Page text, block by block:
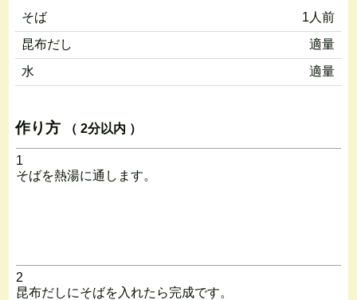
そば
1人前
昆布だし
適量
水
適量
作り方 （ 2分以内 ）
1
そばを熱湯に通します。
2
昆布だしにそばを入れたら完成です。